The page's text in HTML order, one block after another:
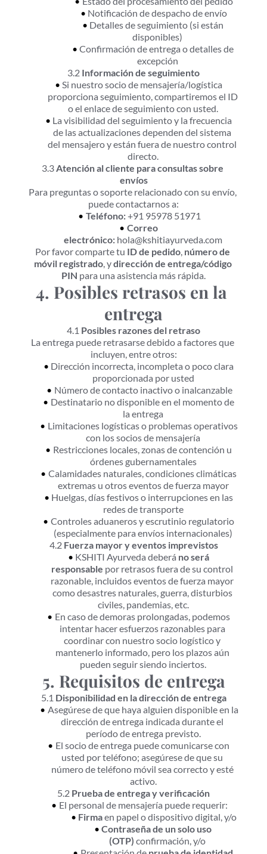
Notificación de despacho de envío
Detalles de seguimiento (si están
disponibles)
Confirmación de entrega o detalles de
excepción
3.2 Información de seguimiento
Si nuestro socio de mensajería/logística
proporciona seguimiento, compartiremos el ID
o el enlace de seguimiento con usted.
La visibilidad del seguimiento y la frecuencia
de las actualizaciones dependen del sistema
del mensajero y están fuera de nuestro control
directo.
3.3 Atención al cliente para consultas sobre
envíos
Para preguntas o soporte relacionado con su envío,
puede contactarnos a:
Teléfono: +91 95978 51971
Correo
electrónico: hola@kshitiayurveda.com
Por favor comparte tu ID de pedido, número de
móvil registrado, y dirección de entrega/código
PIN para una asistencia más rápida.
4. Posibles retrasos en la
entrega
4.1 Posibles razones del retraso
La entrega puede retrasarse debido a factores que
incluyen, entre otros:
Dirección incorrecta, incompleta o poco clara
proporcionada por usted
Número de contacto inactivo o inalcanzable
Destinatario no disponible en el momento de
la entrega
Limitaciones logísticas o problemas operativos
con los socios de mensajería
Restricciones locales, zonas de contención u
órdenes gubernamentales
Calamidades naturales, condiciones climáticas
extremas u otros eventos de fuerza mayor
Huelgas, días festivos o interrupciones en las
redes de transporte
Controles aduaneros y escrutinio regulatorio
(especialmente para envíos internacionales)
4.2 Fuerza mayor y eventos imprevistos
KSHITI Ayurveda deberá no será
responsable por retrasos fuera de su control
razonable, incluidos eventos de fuerza mayor
como desastres naturales, guerra, disturbios
civiles, pandemias, etc.
En caso de demoras prolongadas, podemos
intentar hacer esfuerzos razonables para
coordinar con nuestro socio logístico y
mantenerlo informado, pero los plazos aún
pueden seguir siendo inciertos.
5. Requisitos de entrega
5.1 Disponibilidad en la dirección de entrega
Asegúrese de que haya alguien disponible en la
dirección de entrega indicada durante el
período de entrega previsto.
El socio de entrega puede comunicarse con
usted por teléfono; asegúrese de que su
número de teléfono móvil sea correcto y esté
activo.
5.2 Prueba de entrega y verificación
El personal de mensajería puede requerir:
Firma en papel o dispositivo digital, y/o
Contraseña de un solo uso
(OTP) confirmación, y/o